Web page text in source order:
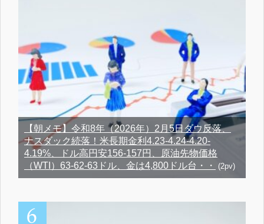
【朝メモ】令和8年（2026年）2月5日ダウ反落、
ナスダック続落！米長期金利4.23-4.24-4.20-
4.19%、ドル高円安156-157円、原油先物価格
（WTI）63-62-63ドル、金は4,800ドル台・・
(2pv)